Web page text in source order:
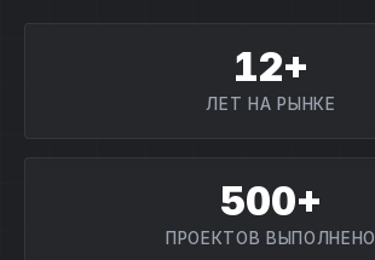
12+
ЛЕТ НА РЫНКЕ
500+
ПРОЕКТОВ ВЫПОЛНЕНО